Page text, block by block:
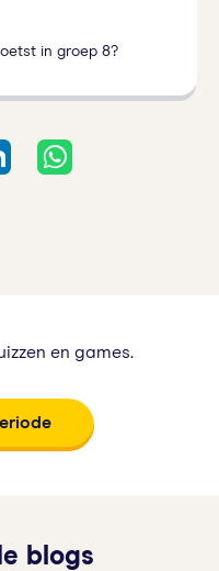
in groep 8?
en games.
blogs